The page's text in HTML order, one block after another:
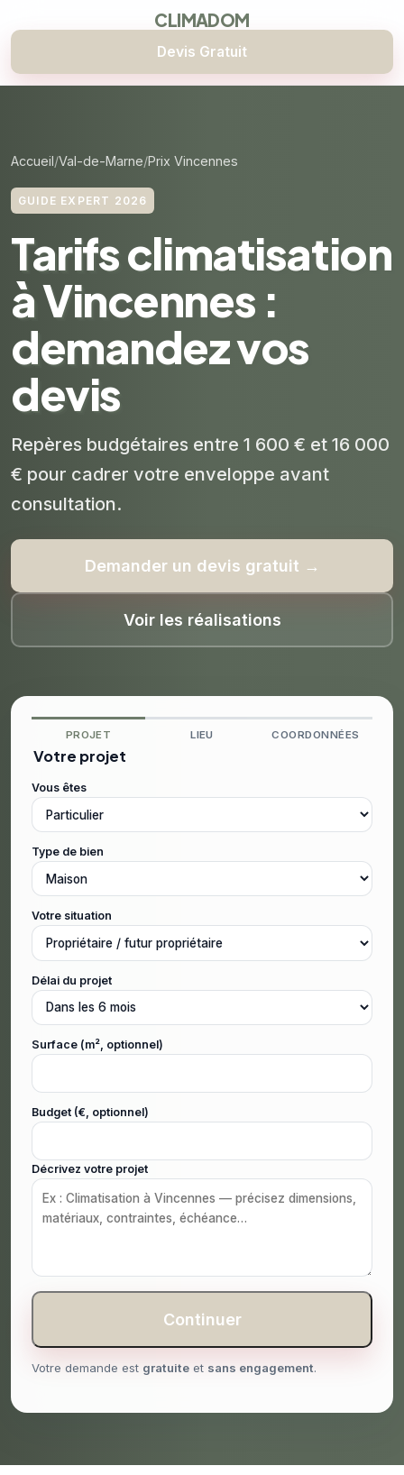
CLIMADOM
Devis Gratuit
Accueil Val-de-Marne Prix Vincennes
GUIDE EXPERT 2026
Tarifs climatisation
à Vincennes :
demandez vos
devis
Repères budgétaires entre 1 600 € et 16 000
€ pour cadrer votre enveloppe avant
consultation.
Demander un devis gratuit →
Voir les réalisations
PROJET LIEU COORDONNÉES
Votre projet
Vous êtes
Type de bien
Votre situation
Délai du projet
Surface (m², optionnel)
Budget (€, optionnel)
Décrivez votre projet
Continuer
Votre demande est gratuite et sans engagement.